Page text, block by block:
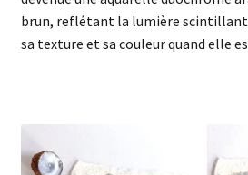
brun, reflétant la lumière
sa texture et sa couleur quand elle